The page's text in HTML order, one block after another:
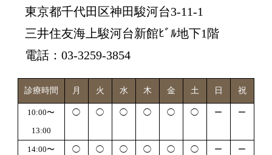
東京都千代田区神田駿河台3-11-1
三井住友海上駿河台新館ﾋﾞﾙ地下1階
電話：03-3259-3854
診療時間 月 火 水 木 金 土 日 祝
10:00〜
13:00
◯ ◯ ◯ ◯ ◯ ◯ ー ー
14:00〜
◯ ◯ ◯ ◯ ◯ ◯ ー ー